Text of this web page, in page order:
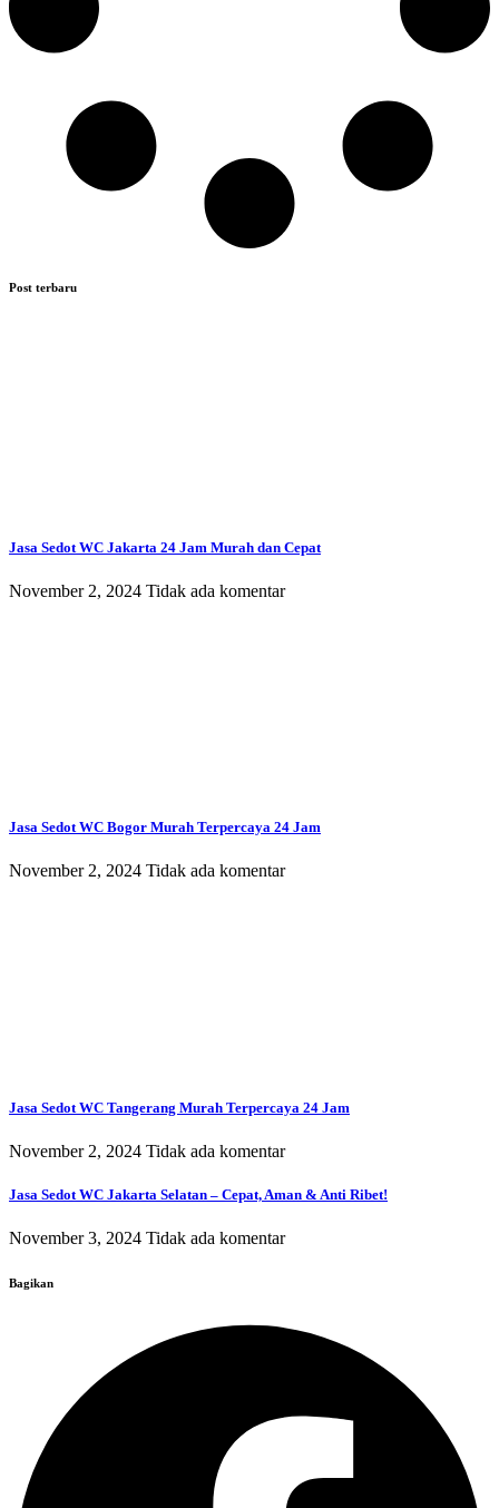
Post terbaru
Jasa Sedot WC Jakarta 24 Jam Murah dan Cepat
November 2, 2024 Tidak ada komentar
Jasa Sedot WC Bogor Murah Terpercaya 24 Jam
November 2, 2024 Tidak ada komentar
Jasa Sedot WC Tangerang Murah Terpercaya 24 Jam
November 2, 2024 Tidak ada komentar
Jasa Sedot WC Jakarta Selatan – Cepat, Aman & Anti Ribet!
November 3, 2024 Tidak ada komentar
Bagikan